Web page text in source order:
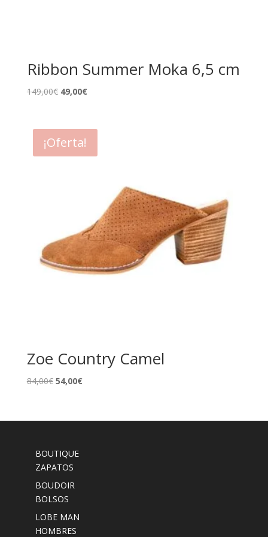
Ribbon Summer Moka 6,5 cm
149,00€ El
era:
149,00€.
49,00€El
es:
¡Oferta!
Zoe Country Camel
84,00€ El
era:
54,00€El
es:
BOUTIQUE
ZAPATOS
BOUDOIR
BOLSOS
LOBE MAN
HOMBRES